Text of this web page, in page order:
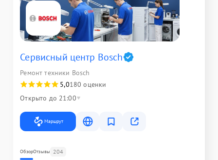
Сервисный центр Bosch
Ремонт техники Bosch
5,0180 оценки
Открыто до 21:00
Маршрут
ОбзорОтзывы 204